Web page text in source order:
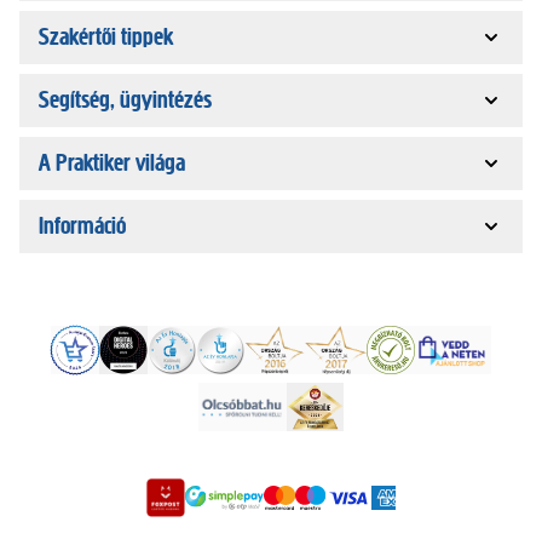
Szakértői tippek
Segítség, ügyintézés
A Praktiker világa
Információ